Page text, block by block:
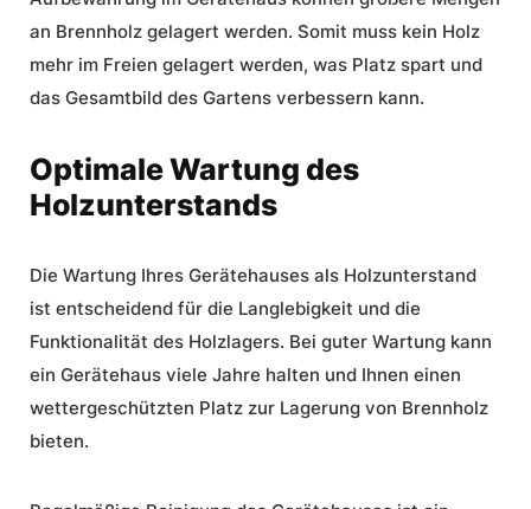
an Brennholz gelagert werden. Somit muss kein Holz
mehr im Freien gelagert werden, was Platz spart und
das Gesamtbild des Gartens verbessern kann.
Optimale Wartung des
Holzunterstands
Die Wartung Ihres Gerätehauses als Holzunterstand
ist entscheidend für die Langlebigkeit und die
Funktionalität des Holzlagers. Bei guter Wartung kann
ein Gerätehaus viele Jahre halten und Ihnen einen
wettergeschützten Platz zur Lagerung von Brennholz
bieten.